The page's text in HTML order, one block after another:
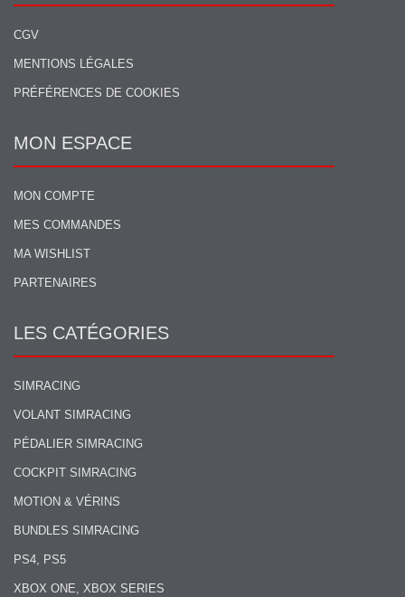
CGV
MENTIONS LÉGALES
PRÉFÉRENCES DE COOKIES
MON ESPACE
MON COMPTE
MES COMMANDES
MA WISHLIST
PARTENAIRES
LES CATÉGORIES
SIMRACING
VOLANT SIMRACING
PÉDALIER SIMRACING
COCKPIT SIMRACING
MOTION & VÉRINS
BUNDLES SIMRACING
PS4, PS5
XBOX ONE, XBOX SERIES